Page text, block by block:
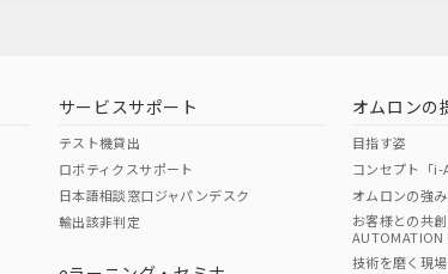
サービスサポート
テスト機貸出
ロボティクスサポート
日本語相談窓口ジャパンデスク
輸出該非判定
オムロンの
目指す姿
コンセプト「
オムロンの強み
お客様との共
AUTOMATION
技術を磨く現場